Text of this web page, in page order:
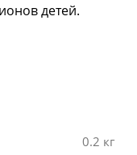
детей.
0.2 кг